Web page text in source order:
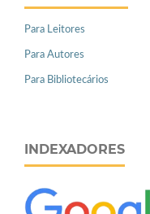
Para Leitores
Para Autores
Para Bibliotecários
INDEXADORES